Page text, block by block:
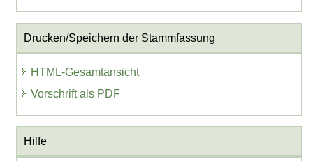
Drucken/Speichern der Stammfassung
HTML-Gesamtansicht
Vorschrift als PDF
Hilfe